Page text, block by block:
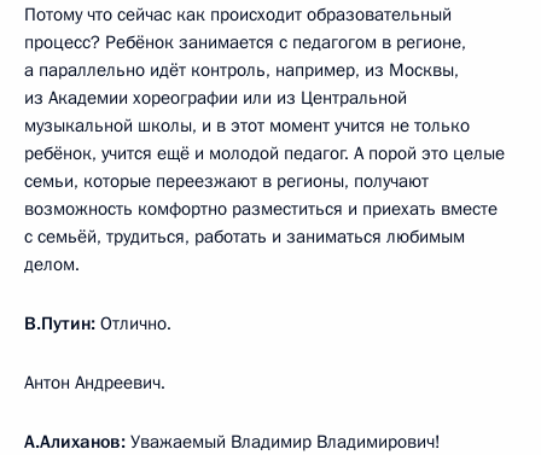
Потому что сейчас как происходит образовательный
процесс? Ребёнок занимается с педагогом в регионе,
а параллельно идёт контроль, например, из Москвы,
из Академии хореографии или из Центральной
музыкальной школы, и в этот момент учится не только
ребёнок, учится ещё и молодой педагог. А порой это целые
семьи, которые переезжают в регионы, получают
возможность комфортно разместиться и приехать вместе
с семьёй, трудиться, работать и заниматься любимым
делом.
В.Путин: Отлично.
Антон Андреевич.
А.Алиханов: Уважаемый Владимир Владимирович!